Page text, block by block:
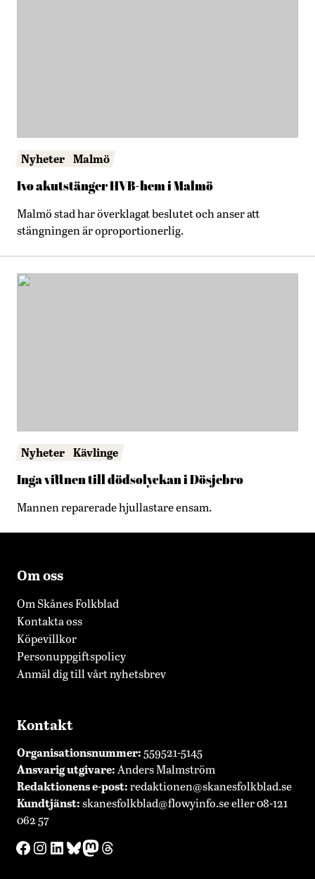
Nyheter Malmö
Ivo akutstänger HVB-hem i Malmö
Malmö stad har överklagat beslutet och anser att
stängningen är oproportionerlig.
Nyheter Kävlinge
Inga vittnen till dödsolyckan i Dösjebro
Mannen reparerade hjullastare ensam.
Om oss
Om Skånes Folkblad
Kontakta oss
Köpevillkor
Personuppgiftspolicy
Anmäl dig till vårt nyhetsbrev
Kontakt
Organisationsnummer: 559521-5145
Ansvarig utgivare: Anders Malmström
Redaktionense-post:redaktionen@skanesfolkblad.se
Kundtjänst:skanesfolkblad@flowyinfo.seeller 08-121
062 57
Facebook
Instagram
LinkedIn
Bluesky
Mastodon
Threads